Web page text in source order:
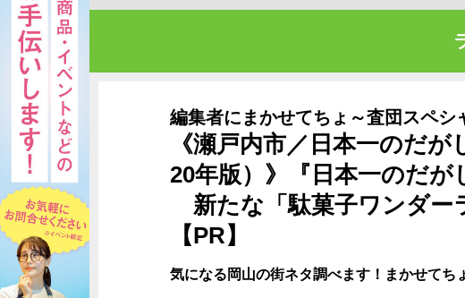
編集者にまかせてちょ～査団スペシ
《瀬戸内市／日本一のだ
20年版）》『日本一のだが
新たな「駄菓子ワンダー
【PR】
気になる岡山の街ネタ調べます！まかせてち